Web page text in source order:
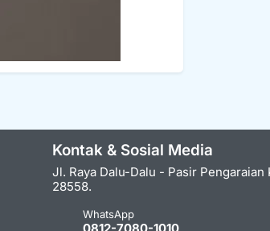
Kontak & Sosial Media
Jl. Raya Dalu-Dalu - Pasir
28558.
WhatsApp